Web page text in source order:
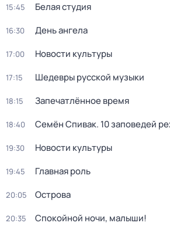
15:45 Белая студия
16:30 День ангела
17:00 Новости культуры
17:15 Шедевры русской музыки
18:15 Запечатлённое время
18:40 Семён Спивак. 10 заповедей
19:30 Новости культуры
19:45 Главная роль
20:05 Острова
20:35 Спокойной ночи, малыши!